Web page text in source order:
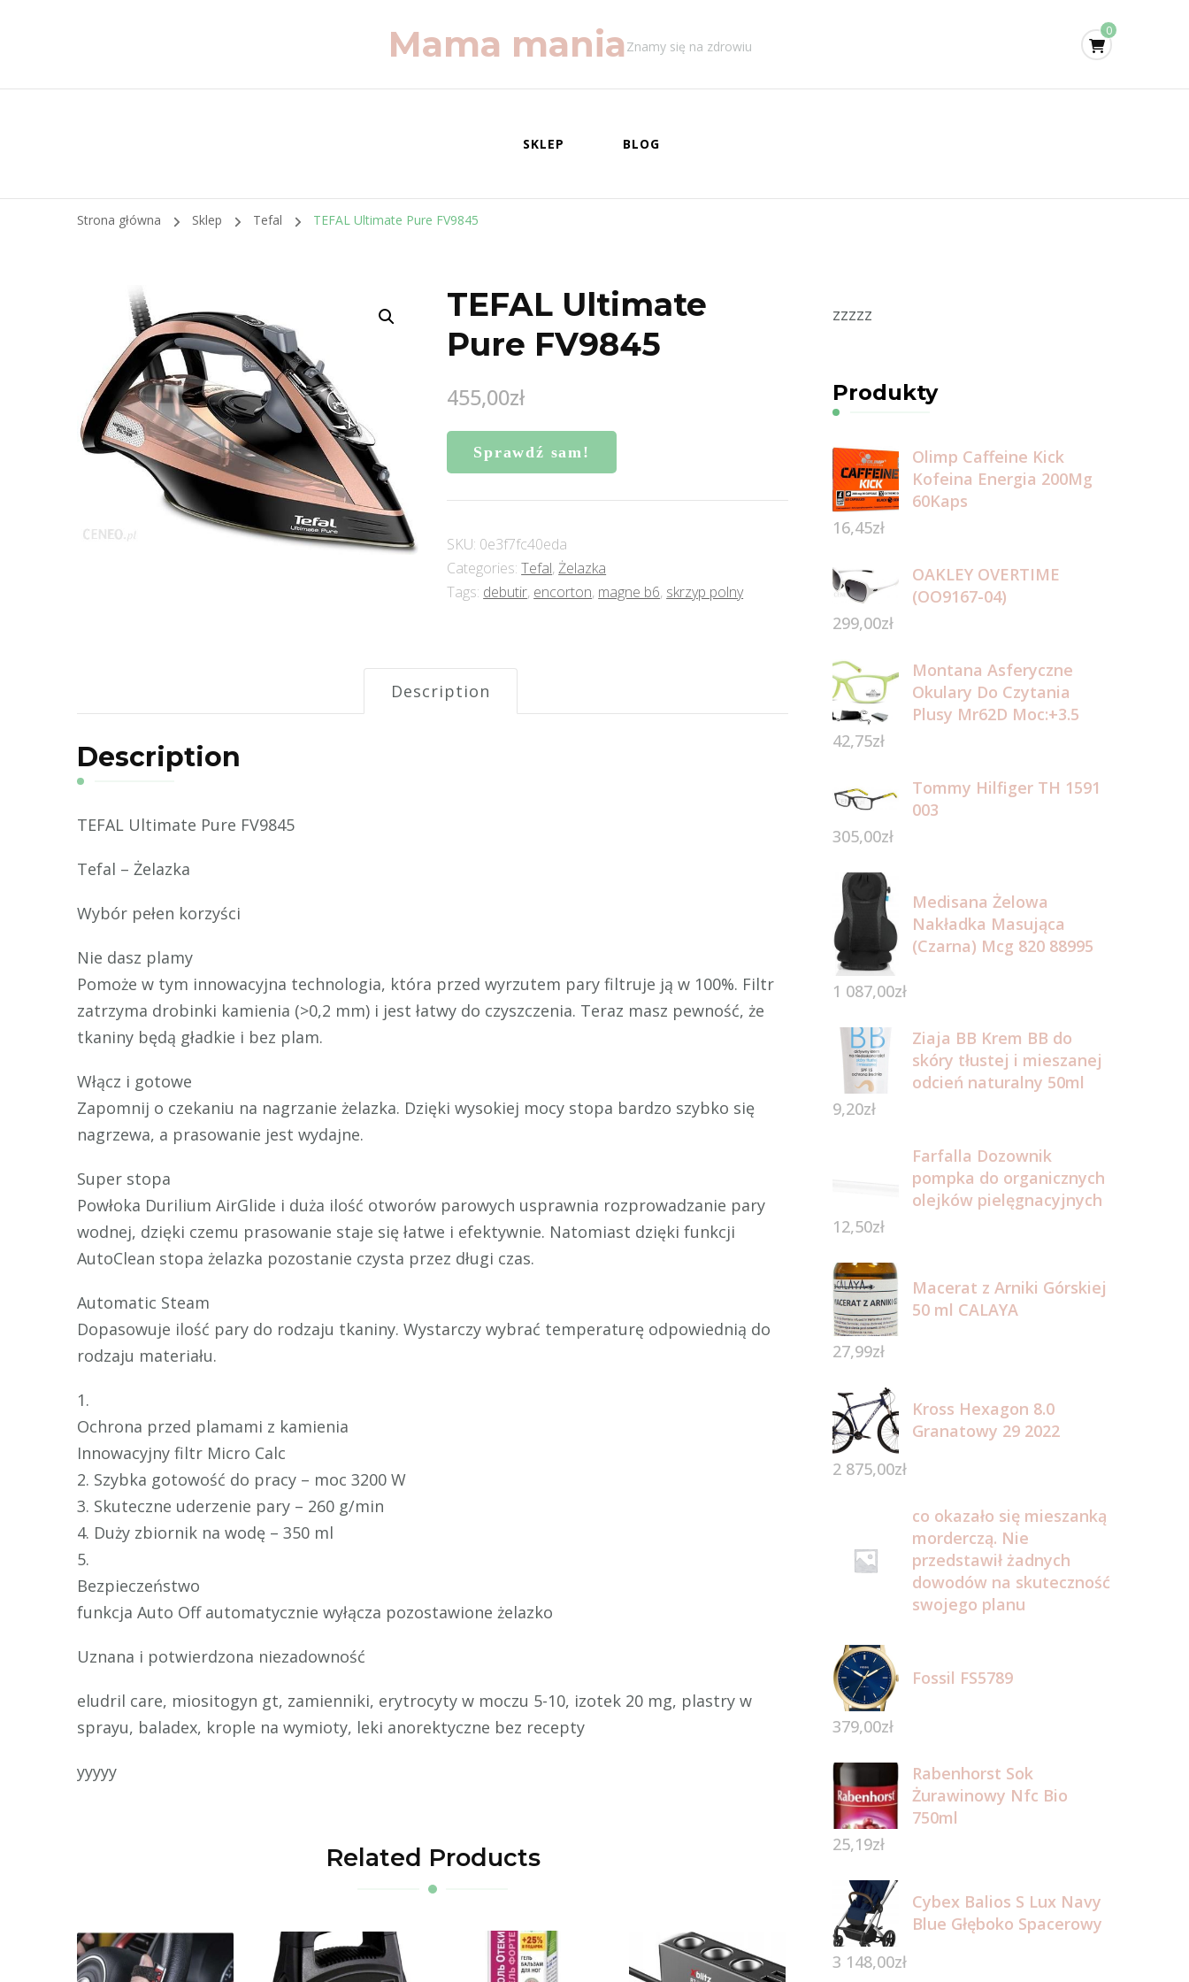
Mama mania Znamy się na zdrowiu
0
SKLEP BLOG
Strona główna Sklep Tefal TEFAL Ultimate Pure FV9845
TEFAL Ultimate
Pure FV9845
455,00zł
Sprawdź sam!
SKU: 0e3f7fc40eda
Categories:Tefal,Żelazka
Tags: debutir, encorton, magne b6, skrzyp polny
Description
Description
TEFAL Ultimate Pure FV9845
Tefal – Żelazka
Wybór pełen korzyści
Nie dasz plamy
Pomoże w tym innowacyjna technologia, która przed wyrzutem pary filtruje ją w 100%. Filtr
zatrzyma drobinki kamienia (>0,2 mm) i jest łatwy do czyszczenia. Teraz masz pewność, że
tkaniny będą gładkie i bez plam.
Włącz i gotowe
Zapomnij o czekaniu na nagrzanie żelazka. Dzięki wysokiej mocy stopa bardzo szybko się
nagrzewa, a prasowanie jest wydajne.
Super stopa
Powłoka Durilium AirGlide i duża ilość otworów parowych usprawnia rozprowadzanie pary
wodnej, dzięki czemu prasowanie staje się łatwe i efektywnie. Natomiast dzięki funkcji
AutoClean stopa żelazka pozostanie czysta przez długi czas.
Automatic Steam
Dopasowuje ilość pary do rodzaju tkaniny. Wystarczy wybrać temperaturę odpowiednią do
rodzaju materiału.
1.
Ochrona przed plamami z kamienia
Innowacyjny filtr Micro Calc
2. Szybka gotowość do pracy – moc 3200 W
3. Skuteczne uderzenie pary – 260 g/min
4. Duży zbiornik na wodę – 350 ml
5.
Bezpieczeństwo
funkcja Auto Off automatycznie wyłącza pozostawione żelazko
Uznana i potwierdzona niezadowność
eludril care, miositogyn gt, zamienniki, erytrocyty w moczu 5-10, izotek 20 mg, plastry w
sprayu, baladex, krople na wymioty, leki anorektyczne bez recepty
yyyyy
Related Products
zzzzz
Produkty
Olimp Caffeine Kick
Kofeina Energia 200Mg
60Kaps
16,45zł
OAKLEY OVERTIME
(OO9167-04)
299,00zł
Montana Asferyczne
Okulary Do Czytania
Plusy Mr62D Moc:+3.5
42,75zł
Tommy Hilfiger TH 1591
003
305,00zł
Medisana Żelowa
Nakładka Masująca
(Czarna) Mcg 820 88995
1 087,00zł
Ziaja BB Krem BB do
skóry tłustej i mieszanej
odcień naturalny 50ml
9,20zł
Farfalla Dozownik
pompka do organicznych
olejków pielęgnacyjnych
12,50zł
Macerat z Arniki Górskiej
50 ml CALAYA
27,99zł
Kross Hexagon 8.0
Granatowy 29 2022
2 875,00zł
co okazało się mieszanką
morderczą. Nie
przedstawił żadnych
dowodów na skuteczność
swojego planu
Fossil FS5789
379,00zł
Rabenhorst Sok
Żurawinowy Nfc Bio
750ml
25,19zł
Cybex Balios S Lux Navy
Blue Głęboko Spacerowy
3 148,00zł